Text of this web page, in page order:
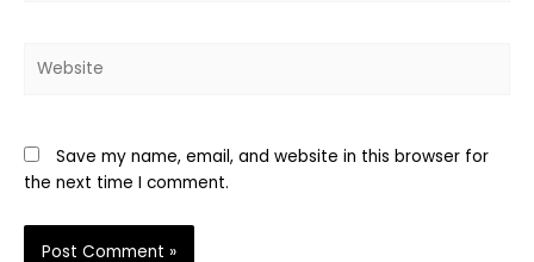
Save my name, email, and website in this browser for
the next time I comment.